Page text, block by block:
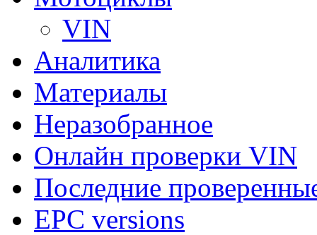
VIN
Аналитика
Материалы
Неразобранное
Онлайн проверки VIN
Последние
EPC versions